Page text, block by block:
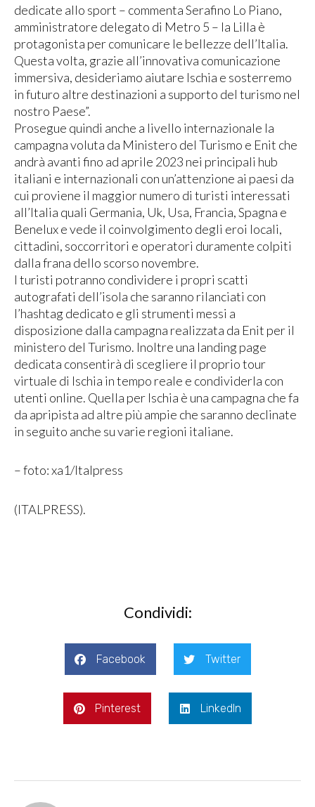
dedicate allo sport – commenta Serafino Lo Piano,
amministratore delegato di Metro 5 – la Lilla è
protagonista per comunicare le bellezze dell’Italia.
Questa volta, grazie all’innovativa comunicazione
immersiva, desideriamo aiutare Ischia e sosterremo
in futuro altre destinazioni a supporto del turismo nel
nostro Paese”.
Prosegue quindi anche a livello internazionale la
campagna voluta da Ministero del Turismo e Enit che
andrà avanti fino ad aprile 2023 nei principali hub
italiani e internazionali con un’attenzione ai paesi da
cui proviene il maggior numero di turisti interessati
all’Italia quali Germania, Uk, Usa, Francia, Spagna e
Benelux e vede il coinvolgimento degli eroi locali,
cittadini, soccorritori e operatori duramente colpiti
dalla frana dello scorso novembre.
I turisti potranno condividere i propri scatti
autografati dell’isola che saranno rilanciati con
l’hashtag dedicato e gli strumenti messi a
disposizione dalla campagna realizzata da Enit per il
ministero del Turismo. Inoltre una landing page
dedicata consentirà di scegliere il proprio tour
virtuale di Ischia in tempo reale e condividerla con
utenti online. Quella per Ischia è una campagna che fa
da apripista ad altre più ampie che saranno declinate
in seguito anche su varie regioni italiane.
– foto: xa1/Italpress
(ITALPRESS).
Condividi:
Facebook Twitter
Pinterest LinkedIn